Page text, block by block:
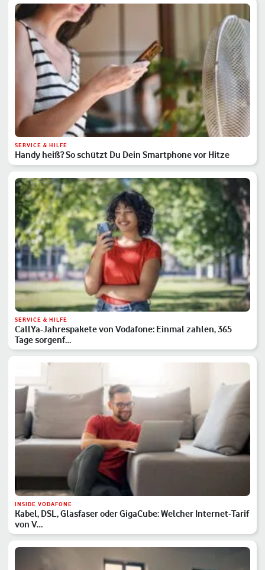
SERVICE & HILFE
Handy heiß? So schützt Du Dein Smartphone vor Hitze
SERVICE & HILFE
CallYa-Jahrespakete von Vodafone: Einmal zahlen, 365
Tage sorgenf…
INSIDE VODAFONE
Kabel, DSL, Glasfaser oder GigaCube: Welcher Internet-Tarif
von V…